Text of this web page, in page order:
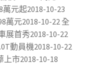
萬元起2018-10-23
萬元2018-10-22 全
展首秀2018-10-22
動員機2018-10-22
市2018-10-18